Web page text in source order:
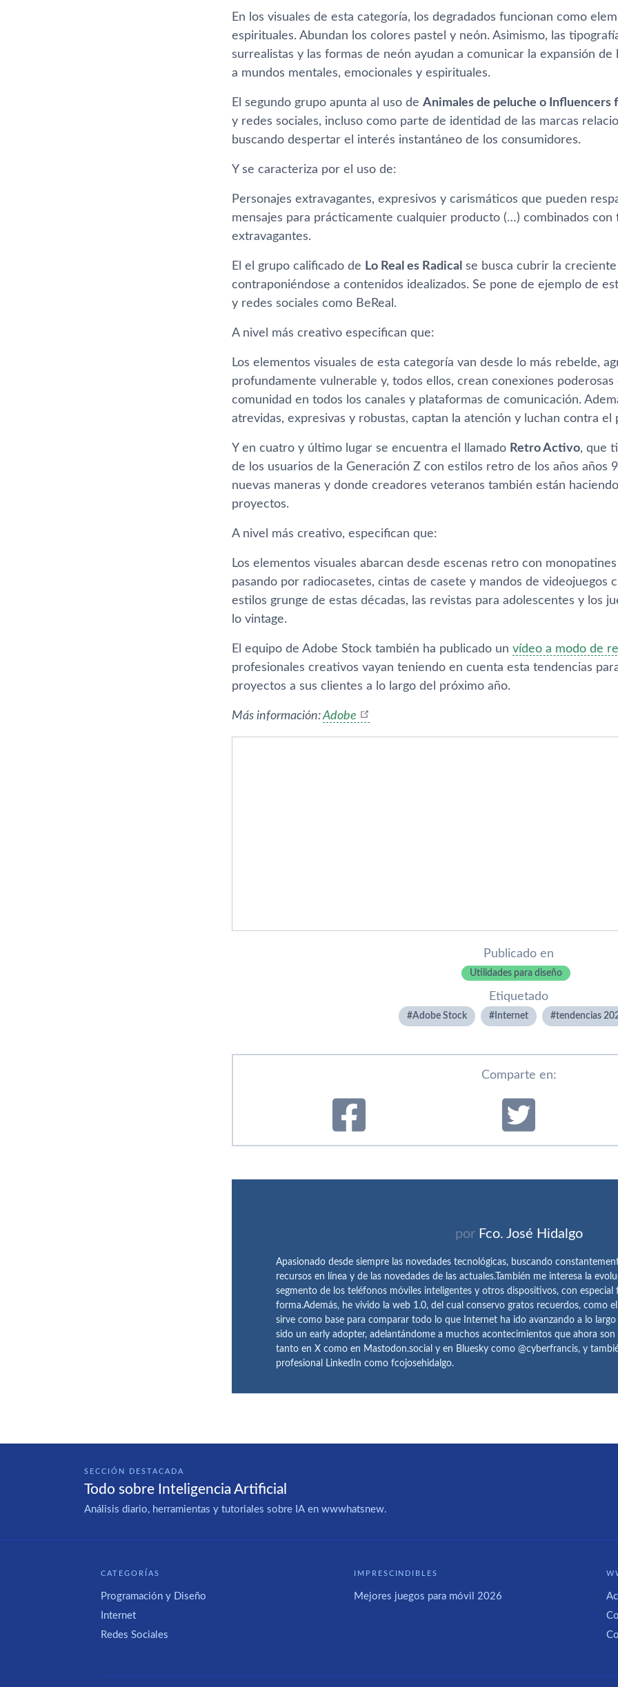
En los visuales de esta categoría, los degradados funcionan como
espirituales. Abundan los colores pastel y neón. Asimismo, las
surrealistas y las formas de neón ayudan a comunicar la expansión de
a mundos mentales, emocionales y espirituales.
El segundo grupo apunta al uso de Animales de peluche o Influencers
y redes sociales, incluso como parte de identidad de las marcas
buscando despertar el interés instantáneo de los consumidores.
Y se caracteriza por el uso de:
Personajes extravagantes, expresivos y carismáticos que pueden
mensajes para prácticamente cualquier producto (…) combinados
extravagantes.
El el grupo calificado de Lo Real es Radical se busca cubrir la
contraponiéndose a contenidos idealizados. Se pone de ejemplo de
y redes sociales como BeReal.
A nivel más creativo especifican que:
Los elementos visuales de esta categoría van desde lo más rebelde,
profundamente vulnerable y, todos ellos, crean conexiones
comunidad en todos los canales y plataformas de comunicación.
atrevidas, expresivas y robustas, captan la atención y luchan contra el
Y en cuatro y último lugar se encuentra el llamado Retro Activo, que
de los usuarios de la Generación Z con estilos retro de los años años
nuevas maneras y donde creadores veteranos también están
proyectos.
A nivel más creativo, especifican que:
Los elementos visuales abarcan desde escenas retro con
pasando por radiocasetes, cintas de casete y mandos de videojuegos
estilos grunge de estas décadas, las revistas para adolescentes y los
lo vintage.
El equipo de Adobe Stock también ha publicado un vídeo a modo de
profesionales creativos vayan teniendo en cuenta esta tendencias
proyectos a sus clientes a lo largo del próximo año.
Más información:Adobe
Publicado en
Utilidades para diseño
Etiquetado
Adobe Stock Internet tendencias
Comparte en:
por Fco. José Hidalgo
Apasionado desde siempre las novedades tecnológicas, buscando
recursos en línea y de las novedades de las actuales.También me interesa la
segmento de los teléfonos móviles inteligentes y otros dispositivos, con
forma.Además, he vivido la web 1.0, del cual conservo gratos recuerdos, como
sirve como base para comparar todo lo que Internet ha ido avanzando a lo largo
sido un early adopter, adelantándome a muchos acontecimientos que ahora
tanto en X como en Mastodon.social y en Bluesky como @cyberfrancis, y
profesional LinkedIn como fcojosehidalgo.
SECCIÓN DESTACADA
Todo sobre Inteligencia Artificial
Análisis diario, herramientas y tutoriales sobre IA en wwwhatsnew.
CATEGORÍAS
Programación y Diseño
Internet
Redes Sociales
IMPRESCINDIBLES
Mejores juegos para móvil 2026